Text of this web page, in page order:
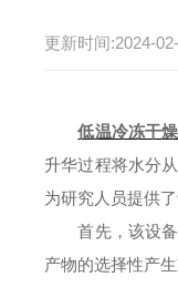
更新时间:2024-
低温冷冻干
升华过程将水分
为研究人员提供
首先，该设备
产物的选择性产